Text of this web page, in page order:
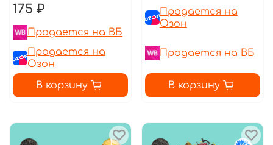
175 ₽
Продается на ВБ
Продается на
Озон
В корзину
Продается на
Озон
Продается на ВБ
В корзину